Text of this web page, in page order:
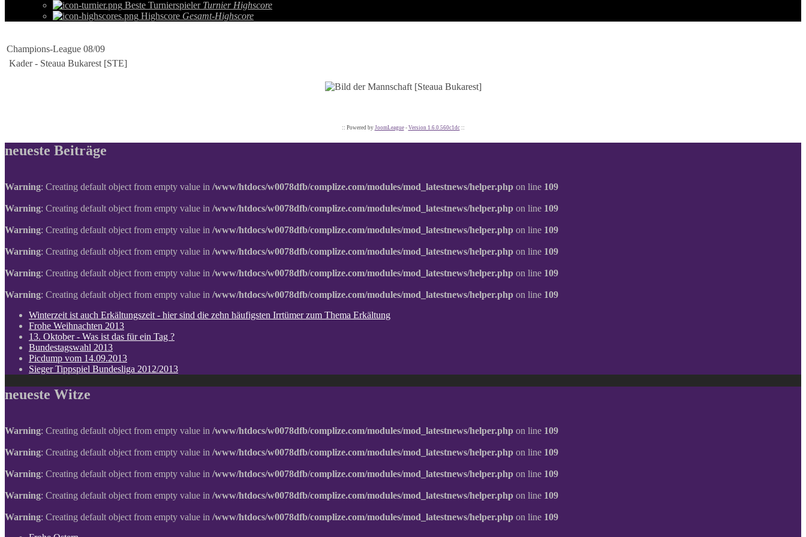
Beste Turnierspieler Turnier Highscore
Highscore Gesamt-Highscore
Champions-League 08/09
Kader - Steaua Bukarest [STE]
:: Powered by JoomLeague- Version 1.6.0.560c1dc::
neueste Beiträge
Warning: Creating default object from empty value in /www/htdocs/w0078dfb/complize.com/modules/mod_latestnews/helper.php on line 109
Warning: Creating default object from empty value in /www/htdocs/w0078dfb/complize.com/modules/mod_latestnews/helper.php on line 109
Warning: Creating default object from empty value in /www/htdocs/w0078dfb/complize.com/modules/mod_latestnews/helper.php on line 109
Warning: Creating default object from empty value in /www/htdocs/w0078dfb/complize.com/modules/mod_latestnews/helper.php on line 109
Warning: Creating default object from empty value in /www/htdocs/w0078dfb/complize.com/modules/mod_latestnews/helper.php on line 109
Warning: Creating default object from empty value in /www/htdocs/w0078dfb/complize.com/modules/mod_latestnews/helper.php on line 109
Winterzeit ist auch Erkältungszeit - hier sind die zehn häufigsten Irrtümer zum Thema Erkältung
Frohe Weihnachten 2013
13. Oktober - Was ist das für ein Tag ?
Bundestagswahl 2013
Picdump vom 14.09.2013
Sieger Tippspiel Bundesliga 2012/2013
neueste Witze
Warning: Creating default object from empty value in /www/htdocs/w0078dfb/complize.com/modules/mod_latestnews/helper.php on line 109
Warning: Creating default object from empty value in /www/htdocs/w0078dfb/complize.com/modules/mod_latestnews/helper.php on line 109
Warning: Creating default object from empty value in /www/htdocs/w0078dfb/complize.com/modules/mod_latestnews/helper.php on line 109
Warning: Creating default object from empty value in /www/htdocs/w0078dfb/complize.com/modules/mod_latestnews/helper.php on line 109
Warning: Creating default object from empty value in /www/htdocs/w0078dfb/complize.com/modules/mod_latestnews/helper.php on line 109